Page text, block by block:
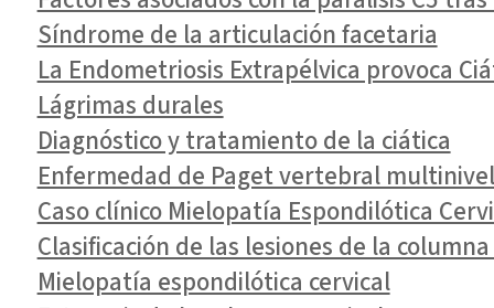
Síndrome de la articulación facetaria
La Endometriosis Extrapélvica provoca
Lágrimas durales
Diagnóstico y tratamiento de la ciática
Enfermedad de Paget vertebral
Caso clínico Mielopatía Espondilótica
Clasificación de las lesiones de la
Mielopatía espondilótica cervical